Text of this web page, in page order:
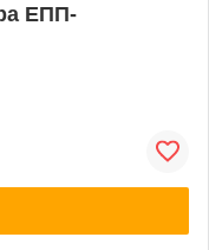
ЕПП-